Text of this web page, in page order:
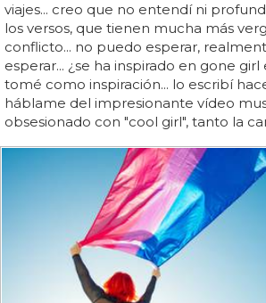
viajes... creo que no entendí ni
los versos, que tienen mucha más
conflicto... no puedo esperar,
esperar... ¿se ha inspirado en gone girl
tomé como inspiración... lo escribí
háblame del impresionante vídeo
obsesionado con "cool girl", tanto la